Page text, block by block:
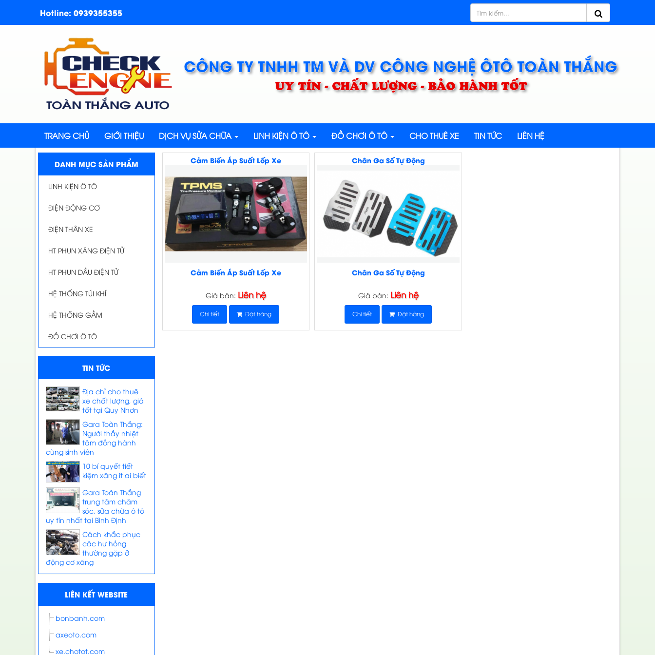
CÔNG TY TNHH TM VÀ DV CÔNG NGHỆ ÔTÔ TOÀN THẮNG
UY TÍN - CHẤT LƯỢNG - BẢO HÀNH TỐT
Hotline: 0939355355
TRANG CHỦ GIỚI THIỆU DỊCH VỤ SỬA CHỮA LINH KIỆN Ô TÔ ĐỒ CHƠI Ô TÔ CHO THUÊ XE TIN TỨC LIÊN HỆ
Cảm Biến Áp Suất Lốp Xe
Cảm Biến Áp Suất Lốp Xe
Giá bán: Liên hệ
Chi tiết Đặt hàng
Chân Ga Số Tự Động
Chân Ga Số Tự Động
Giá bán: Liên hệ
Chi tiết Đặt hàng
DANH MỤC SẢN PHẨM
LINH KIỆN Ô TÔ
ĐIỆN ĐỘNG CƠ
ĐIỆN THÂN XE
HT PHUN XĂNG ĐIỆN TỬ
HT PHUN DẦU ĐIỆN TỬ
HỆ THỐNG TÚI KHÍ
HỆ THỐNG GẦM
ĐỒ CHƠI Ô TÔ
TIN TỨC
Địa chỉ cho thuê
xe chất lượng, giá
tốt tại Quy Nhơn
Gara Toàn Thắng:
Người thầy nhiệt
tâm đồng hành
cùng sinh viên
10 bí quyết tiết
kiệm xăng ít ai biết
Gara Toàn Thắng
trung tâm chăm
sóc, sửa chữa ô tô
uy tín nhất tại Bình Định
Cách khắc phục
các hư hỏng
thường gặp ở
động cơ xăng
LIÊN KẾT WEBSITE
bonbanh.com
axeoto.com
xe.chotot.com